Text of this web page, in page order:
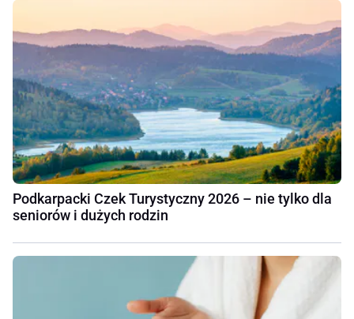
Podkarpacki Czek Turystyczny 2026 – nie tylko dla
seniorów i dużych rodzin